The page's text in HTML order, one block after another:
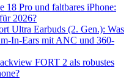
18 Pro und faltbares iPhone:
2026?
Ultra Earbuds (2. Gen.): Was
In-Ears mit ANC und 360-
FORT 2 als robustes